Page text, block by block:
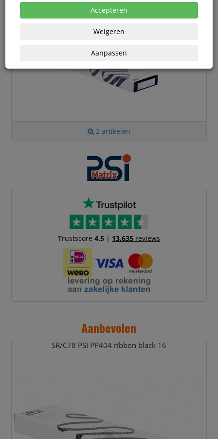
PSI Nylon linten
2 artikelen
Trustscore 4.5| 13.635reviews
Aanbevolen
SR/C78 PSI PP404 ribbon black 16
Accepteren
Weigeren
Aanpassen